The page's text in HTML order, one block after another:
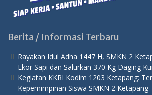
Berita / Informasi Terbaru
Rayakan Idul Adha 1447 H, SMKN 2
Ekor Sapi dan Salurkan 370 Kg Daging
Kegiatan KKRI Kodim 1203 Ketapang:
Kepemimpinan Siswa SMKN 2 Ketapang